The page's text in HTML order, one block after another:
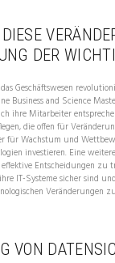
DER
Geschäftswesen
Business and Science
ihre Mitarbeiter
die offen für
für Wachstum und
investieren. Eine
Entscheidungen
IT-Systeme sicher sind
VON